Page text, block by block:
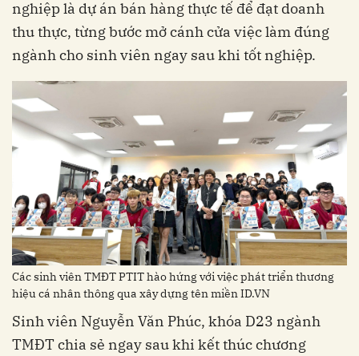
nghiệp là dự án bán hàng thực tế để đạt doanh
thu thực, từng bước mở cánh cửa việc làm đúng
ngành cho sinh viên ngay sau khi tốt nghiệp.
Các sinh viên TMĐT PTIT hào hứng với việc phát triển thương
hiệu cá nhân thông qua xây dựng tên miền ID.VN
Sinh viên Nguyễn Văn Phúc, khóa D23 ngành
TMĐT chia sẻ ngay sau khi kết thúc chương